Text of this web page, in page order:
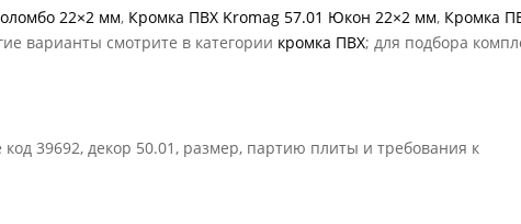
22×2 мм, Кромка ПВХ Kromag 57.01 Юкон 22×2 мм, Кромка
варианты смотрите в категории кромка ПВХ; для подбора
39692, декор 50.01, размер, партию плиты и требования к